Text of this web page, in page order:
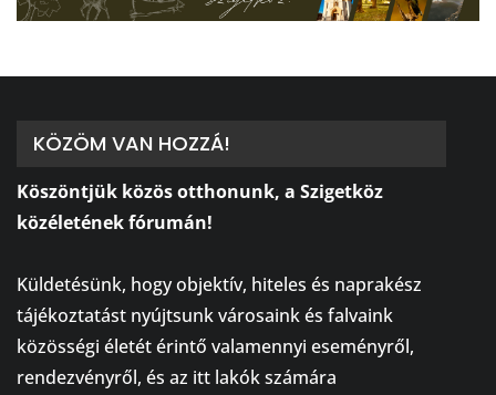
KÖZÖM VAN HOZZÁ!
Köszöntjük közös otthonunk, a Szigetköz
közéletének fórumán!
Küldetésünk, hogy objektív, hiteles és naprakész
tájékoztatást nyújtsunk városaink és falvaink
közösségi életét érintő valamennyi eseményről,
rendezvényről, és az itt lakók számára